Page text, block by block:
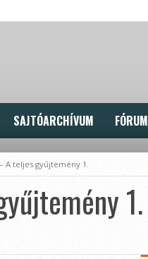
SAJTÓARCHÍVUM FÓRUM
A teljes gyűjtemény 1.
1.